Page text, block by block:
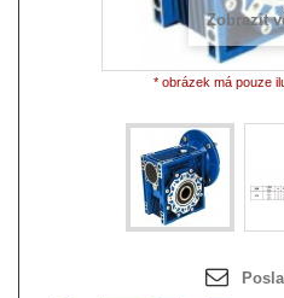
Zobrazit
* obrázek má pouze